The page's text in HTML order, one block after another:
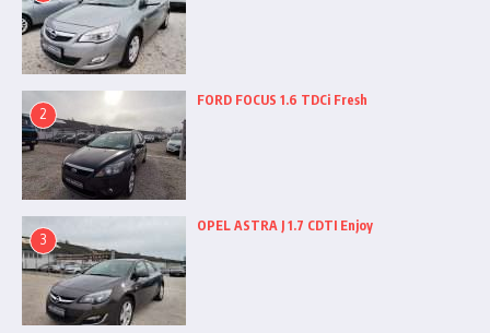
2
FORD FOCUS 1.6 TDCi Fresh
3
OPEL ASTRA J 1.7 CDTI Enjoy